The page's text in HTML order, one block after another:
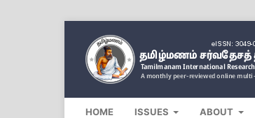
HOME ISSUES ABOUT